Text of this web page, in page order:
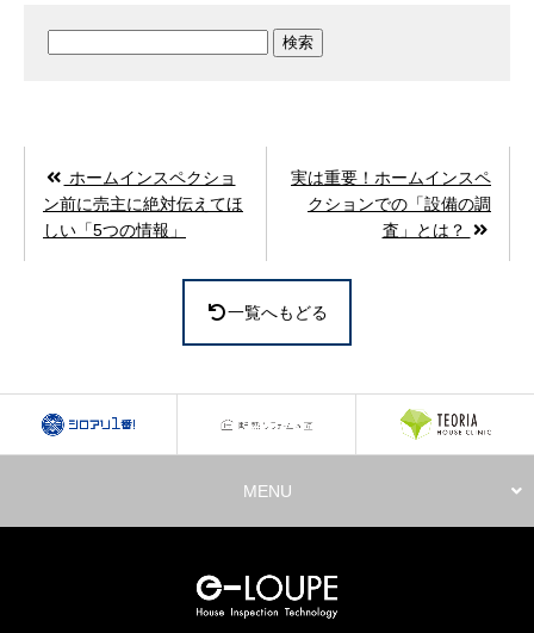
ホームインスペクショ
ン前に売主に絶対伝えてほ
しい「5つの情報」
実は重要！ホームインスペ
クションでの「設備の調
査」とは？
一覧へもどる
MENU